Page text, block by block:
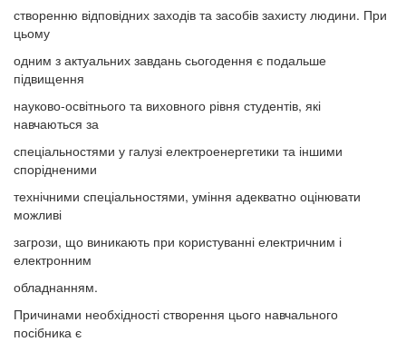
створенню відповідних заходів та засобів захисту людини. При
цьому
одним з актуальних завдань сьогодення є подальше
підвищення
науково-освітнього та виховного рівня студентів, які
навчаються за
спеціальностями у галузі електроенергетики та іншими
спорідненими
технічними спеціальностями, уміння адекватно оцінювати
можливі
загрози, що виникають при користуванні електричним і
електронним
обладнанням.
Причинами необхідності створення цього навчального
посібника є